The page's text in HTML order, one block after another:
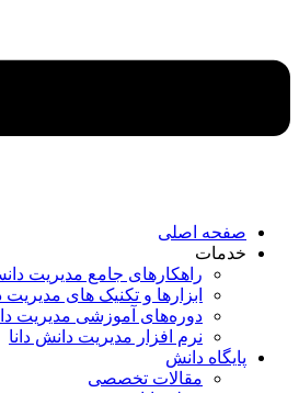
صفحه اصلی
خدمات
راهکارهای جامع مدیریت
ابزارها و تکنیک‌ های
دوره‌های آموزشی مدیریت
نرم افزار مدیریت دانش دانا
پایگاه دانش
مقالات تخصصی